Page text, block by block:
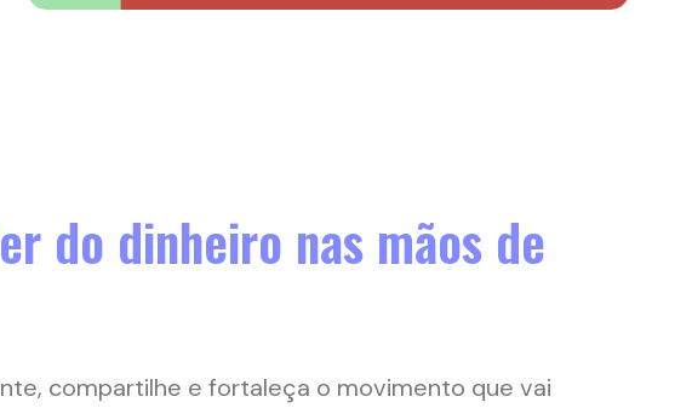
do dinheiro nas mãos de
compartilhe e fortaleça o movimento que vai